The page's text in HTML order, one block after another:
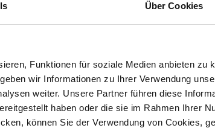
Über Cookies
Funktionen für soziale Medien anbieten zu
wir Informationen zu Ihrer Verwendung
weiter. Unsere Partner führen diese
haben oder die sie im Rahmen Ihrer
können Sie der Verwendung von Cookies,
Einkünften